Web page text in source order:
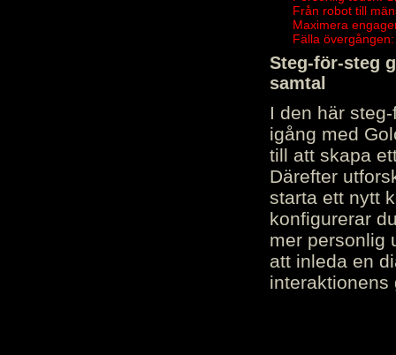
Från robot till
Maximera
Fälla
Steg-för-steg
samtal
I den här
igång med
till att skapa
Därefter
starta ett nytt
konfigurerar
mer personlig
att inleda en
interaktionens